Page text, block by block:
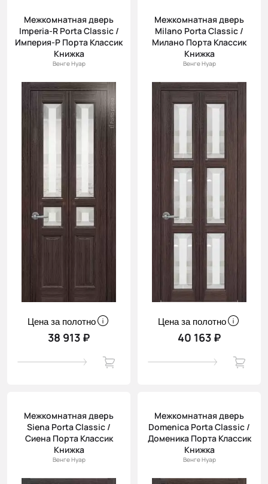
Межкомнатная дверь
Imperia-R Porta Classic /
Империя-Р Порта Классик
Книжка
Венге Нуар
Цена за полотно
38 913 ₽
Межкомнатная дверь
Milano Porta Classic /
Милано Порта Классик
Книжка
Венге Нуар
Цена за полотно
40 163 ₽
Межкомнатная дверь
Siena Porta Classic /
Сиена Порта Классик
Книжка
Венге Нуар
Межкомнатная дверь
Domenica Porta Classic /
Доменика Порта Классик
Книжка
Венге Нуар